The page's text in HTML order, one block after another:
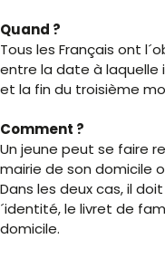
Quand ?
Tous les Français ont
entre la date à laquelle
et la fin du troisième
Comment ?
Un jeune peut se faire
mairie de son domicile
Dans les deux cas, il
´identité, le livret de
domicile.